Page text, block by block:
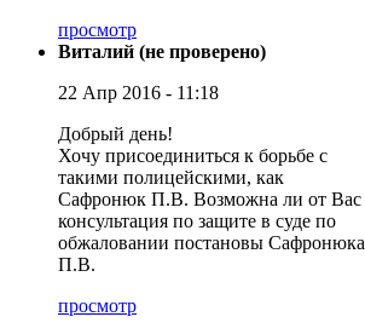
просмотр
Виталий (не проверено)
22 Апр 2016 - 11:18
Добрый день!
Хочу присоединиться к борьбе с
такими полицейскими, как
Сафронюк П.В. Возможна ли от Вас
консультация по защите в суде по
обжаловании постановы Сафронюка
П.В.
просмотр